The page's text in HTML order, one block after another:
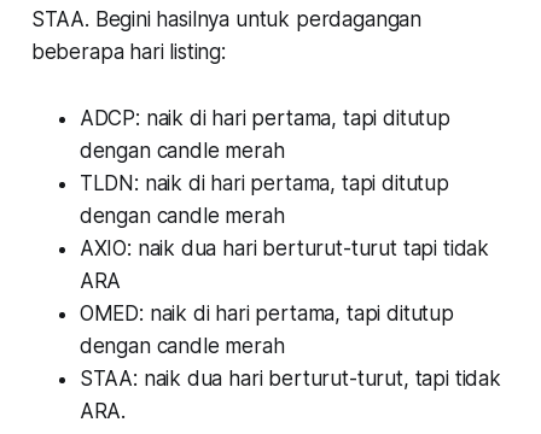
STAA. Begini hasilnya untuk perdagangan
beberapa hari listing:
ADCP: naik di hari pertama, tapi ditutup
dengan candle merah
TLDN: naik di hari pertama, tapi ditutup
dengan candle merah
AXIO: naik dua hari berturut-turut tapi tidak
ARA
OMED: naik di hari pertama, tapi ditutup
dengan candle merah
STAA: naik dua hari berturut-turut, tapi tidak
ARA.